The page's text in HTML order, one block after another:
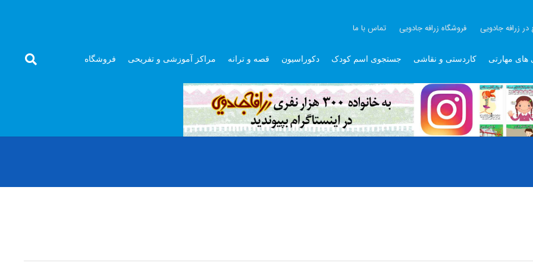
در زرافه جادویی فروشگاه زرافه جادویی تماس با ما
های مهارتی کاردستی و نقاشی جستجوی اسم کودک دکوراسیون قصه و ترانه مراکز آموزشی و تفریحی فروشگاه